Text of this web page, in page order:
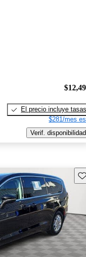
El precio incluye tasas
$281/mes
Verif. disponibilidad